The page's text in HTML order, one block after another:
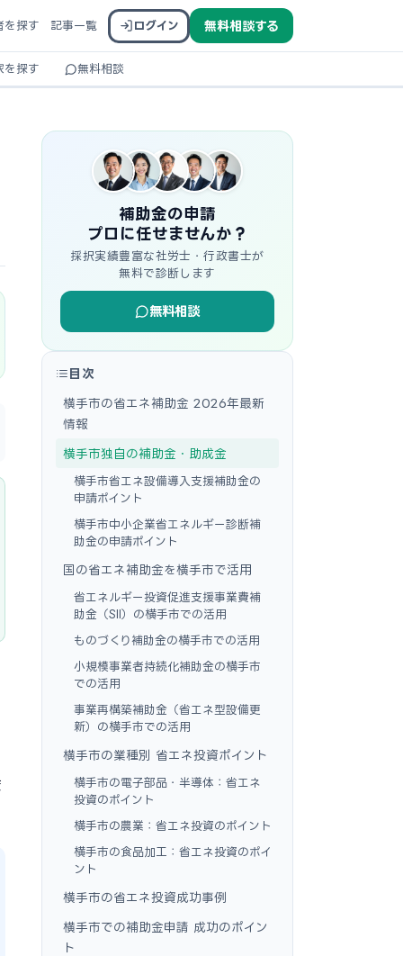
を探す 記事一覧 ログイン 無料相談する
を探す 無料相談
補助金の申請
プロに任せませんか？
採択実績豊富な社労士・行政書士が
無料で診断します
無料相談
目次
横手市の省エネ補助金 2026年最新
情報
横手市独自の補助金・助成金
横手市省エネ設備導入支援補助金の
申請ポイント
横手市中小企業省エネルギー診断補
助金の申請ポイント
国の省エネ補助金を横手市で活用
省エネルギー投資促進支援事業費補
助金（SII）の横手市での活用
ものづくり補助金の横手市での活用
小規模事業者持続化補助金の横手市
での活用
事業再構築補助金（省エネ型設備更
新）の横手市での活用
横手市の業種別 省エネ投資ポイント
横手市の電子部品・半導体：省エネ
投資のポイント
横手市の農業：省エネ投資のポイント
横手市の食品加工：省エネ投資のポイ
ント
横手市の省エネ投資成功事例
横手市での補助金申請 成功のポイン
ト